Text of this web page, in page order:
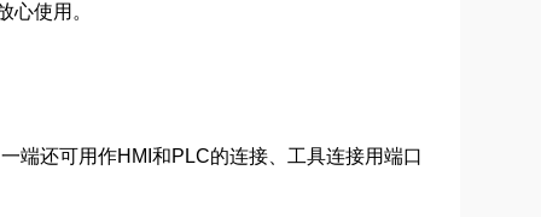
心使用。
端还可用作HMI和PLC的连接、工具连接用端口